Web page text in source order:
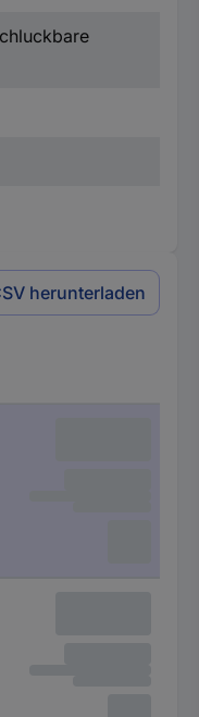
herunterladen